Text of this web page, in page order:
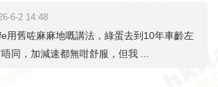
6-2 14:48
用舊咗麻麻地嘅講法，綠蛋去到10年車齡左
同，加減速都無咁舒服，但我 ...